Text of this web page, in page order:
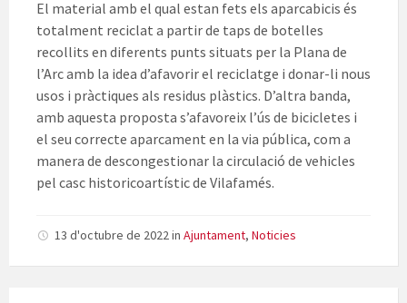
El material amb el qual estan fets els aparcabicis és
totalment reciclat a partir de taps de botelles
recollits en diferents punts situats per la Plana de
l’Arc amb la idea d’afavorir el reciclatge i donar-li nous
usos i pràctiques als residus plàstics. D’altra banda,
amb aquesta proposta s’afavoreix l’ús de bicicletes i
el seu correcte aparcament en la via pública, com a
manera de descongestionar la circulació de vehicles
pel casc historicoartístic de Vilafamés.
13 d'octubre de 2022in Ajuntament, Noticies